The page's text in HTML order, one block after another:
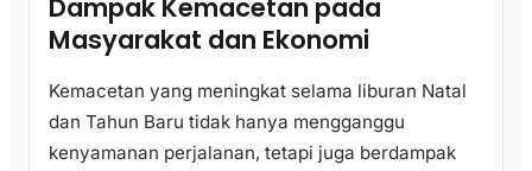
Dampak Kemacetan pada
Masyarakat dan Ekonomi
Kemacetan yang meningkat selama liburan Natal
dan Tahun Baru tidak hanya mengganggu
kenyamanan perjalanan, tetapi juga berdampak